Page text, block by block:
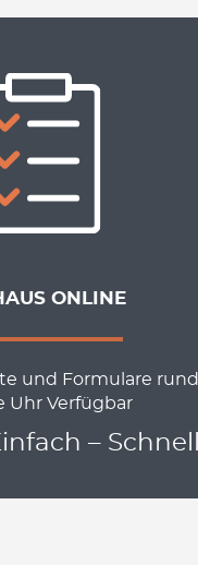
ONLINE
und Formulare rund
Uhr Verfügbar
– Schnell